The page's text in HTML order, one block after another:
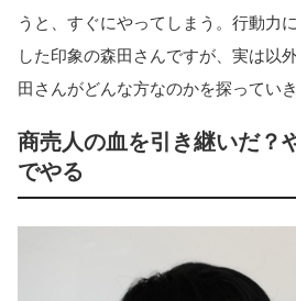
うと、すぐにやってしまう。行動力
した印象の森田さんですが、実は以
田さんがどんな方なのかを探っていき
商売人の血を引き継いだ？
でやる